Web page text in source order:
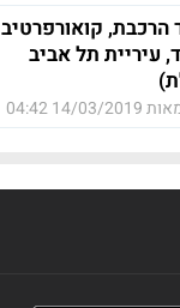
הרכבת, קואורפרטיב
עיריית תל אביב
14/03/2019 04:42